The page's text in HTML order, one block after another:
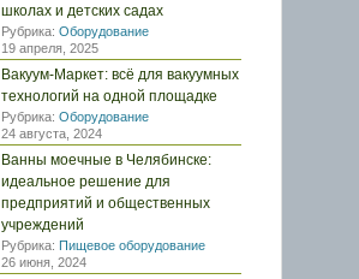
школах и детских садах
Рубрика: Оборудование
19 апреля, 2025
Вакуум-Маркет: всё для вакуумных
технологий на одной площадке
Рубрика: Оборудование
24 августа, 2024
Ванны моечные в Челябинске:
идеальное решение для
предприятий и общественных
учреждений
Рубрика: Пищевое оборудование
26 июня, 2024